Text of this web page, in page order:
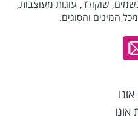
שוקולד, עוגות מעוצבות,
המינים והסוגים.
אונו